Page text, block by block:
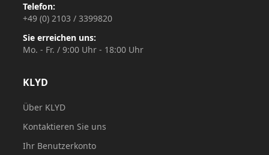
Telefon:
+49 (0) 2103 / 3399820
Sie erreichen uns:
Mo. - Fr. / 9:00 Uhr - 18:00 Uhr
KLYD
Über KLYD
Kontaktieren Sie uns
Ihr Benutzerkonto